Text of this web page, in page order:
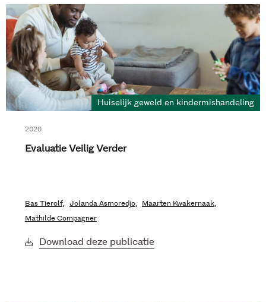
Huiselijk geweld en kindermishandeling
2020
Evaluatie Veilig Verder
Bas Tierolf, Jolanda Asmoredjo, Maarten Kwakernaak,
Mathilde Compagner
Download deze publicatie